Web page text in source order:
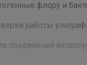
флору и
работы